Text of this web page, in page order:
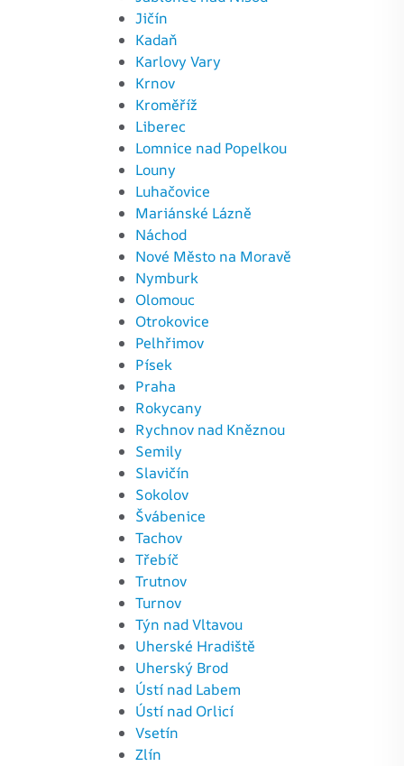
Jičín
Kadaň
Karlovy Vary
Krnov
Kroměříž
Liberec
Lomnice nad Popelkou
Louny
Luhačovice
Mariánské Lázně
Náchod
Nové Město na Moravě
Nymburk
Olomouc
Otrokovice
Pelhřimov
Písek
Praha
Rokycany
Rychnov nad Kněznou
Semily
Slavičín
Sokolov
Švábenice
Tachov
Třebíč
Trutnov
Turnov
Týn nad Vltavou
Uherské Hradiště
Uherský Brod
Ústí nad Labem
Ústí nad Orlicí
Vsetín
Zlín